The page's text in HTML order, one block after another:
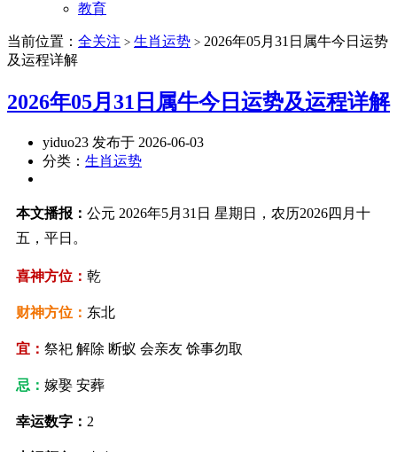
教育
当前位置： 全关注 > 生肖运势 > 2026年05月31日属牛今日运势
及运程详解
2026年05月31日属牛今日运势及运程详解
yiduo23 发布于 2026-06-03
分类： 生肖运势
本文播报： 公元 2026年5月31日 星期日，农历2026四月十
五，平日。
喜神方位： 乾
财神方位： 东北
宜： 祭祀 解除 断蚁 会亲友 馀事勿取
忌： 嫁娶 安葬
幸运数字： 2